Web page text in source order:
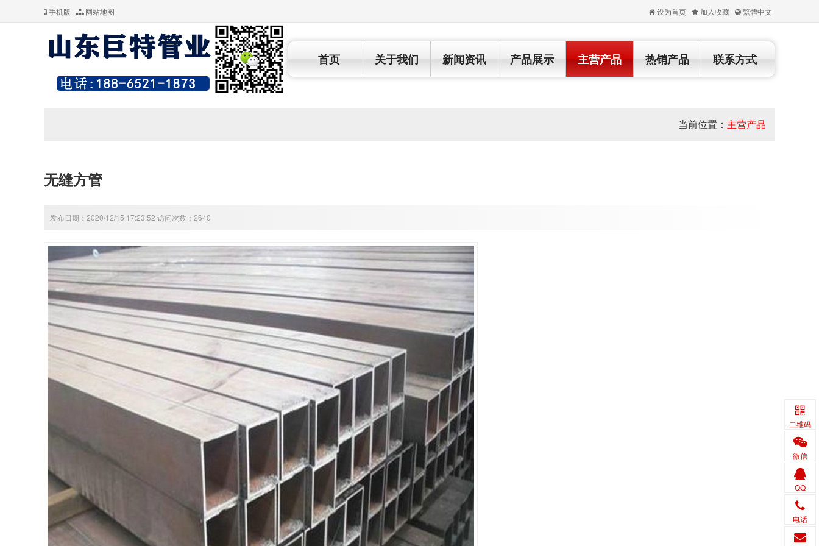
手机版 网站地图 设为首页 加入收藏 繁體中文
联系方式
热销产品
主营产品
产品展示
新闻资讯
关于我们
首页
当前位置： 主营产品
无缝方管
发布日期：2020/12/15 17:23:52 访问次数：2640
二维码
微信
QQ
电话